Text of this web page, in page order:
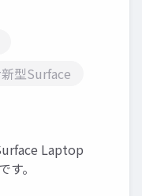
型Surface
Laptop
。